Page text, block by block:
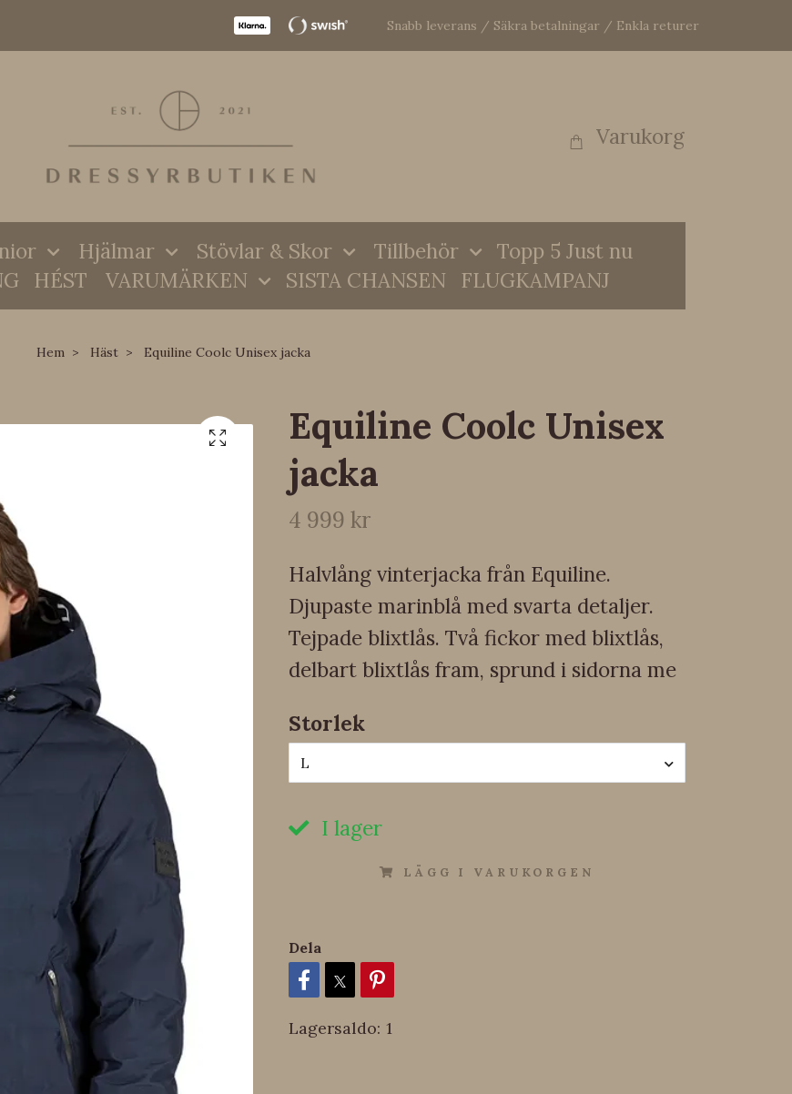
Snabb leverans / Säkra betalningar / Enkla returer
Varukorg
Hjälmar Stövlar & Skor Tillbehör
Topp 5 Just nu
HÉST VARUMÄRKEN SISTA CHANSEN FLUGKAMPANJ
Hem Häst Equiline Coolc Unisex jacka
Equiline Coolc Unisex
jacka
4 999 kr
Halvlång vinterjacka från Equiline.
Djupaste marinblå med svarta detaljer.
Tejpade blixtlås. Två fickor med blixtlås,
delbart blixtlås fram, sprund i sidorna me
Storlek
L
I lager
LÄGG I VARUKORGEN
Dela
Lagersaldo: 1